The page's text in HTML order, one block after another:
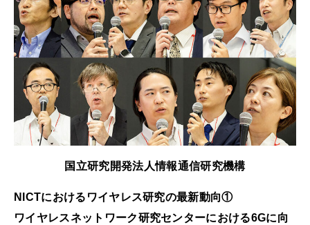
国立研究開発法人情報通信研究機構
NICTにおけるワイヤレス研究の最新動向①
ワイヤレスネットワーク研究センターにおける6Gに向